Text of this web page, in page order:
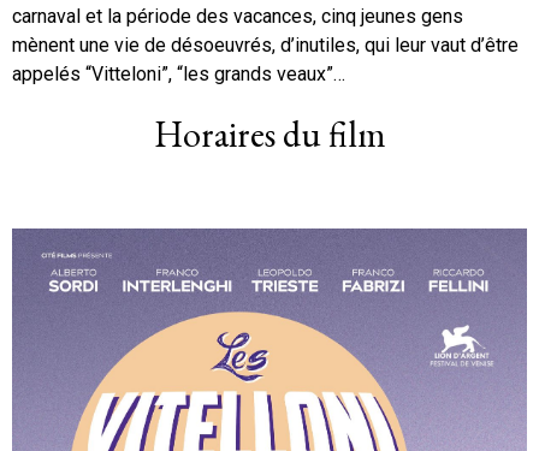
carnaval et la période des vacances, cinq jeunes gens
mènent une vie de désoeuvrés, d’inutiles, qui leur vaut d’être
appelés “Vitteloni”, “les grands veaux”…
Horaires du film